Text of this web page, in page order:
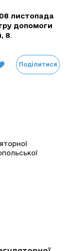
08 листопада
допомоги
8.
Поділитися